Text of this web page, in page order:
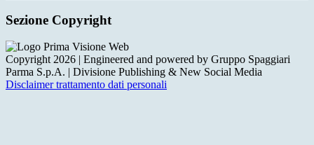
Sezione Copyright
Copyright 2026 | Engineered and powered by Gruppo Spaggiari
Parma S.p.A. | Divisione Publishing & New Social Media
Disclaimer trattamento dati personali